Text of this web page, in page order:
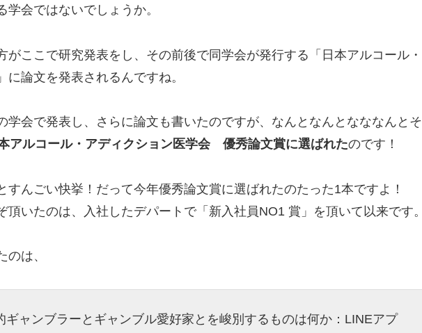
学会ではないでしょうか。
がここで研究発表をし、その前後で同学会が発行する「日本アルコール・
に論文を発表されるんですね。
学会で発表し、さらに論文も書いたのですが、なんとなんとなななんとそ
アルコール・アディクション医学会 優秀論文賞に選ばれたのです！
すんごい快挙！だって今年優秀論文賞に選ばれたのたった1本ですよ！
頂いたのは、入社したデパートで「新入社員NO1 賞」を頂いて以来です。
のは、
ギャンブラーとギャンブル愛好家とを峻別するものは何か：LINEアプ